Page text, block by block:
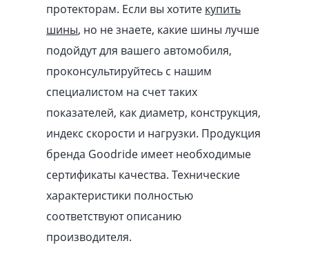
протекторам. Если вы хотите купить
шины, но не знаете, какие шины лучше
подойдут для вашего автомобиля,
проконсультируйтесь с нашим
специалистом на счет таких
показателей, как диаметр, конструкция,
индекс скорости и нагрузки. Продукция
бренда Goodride имеет необходимые
сертификаты качества. Технические
характеристики полностью
соответствуют описанию
производителя.